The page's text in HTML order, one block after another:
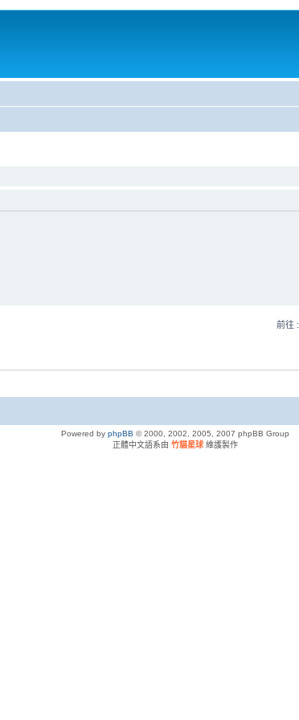
前往 :
Powered by phpBB © 2000, 2002, 2005, 2007 phpBB Group
正體中文語系由 竹貓星球 維護製作